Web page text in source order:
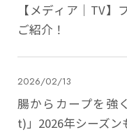
【メディア｜TV
ご紹介！
2026/02/13
腸からカープを強
t)」2026年シーズン